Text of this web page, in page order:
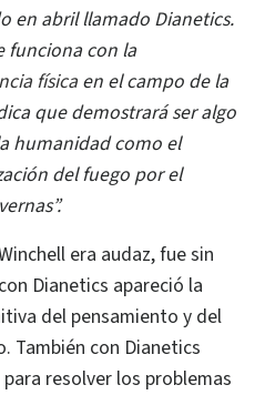
en abril llamado Dianetics.
funciona con la
físicaen el campo de la
que demostrará ser algo
humanidad como el
del fuego por el
era audaz, fue sin
Dianetics apareció la
del pensamiento y del
También con Dianetics
resolver los problemas